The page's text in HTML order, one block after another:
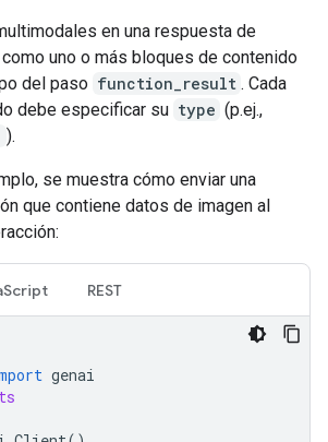
en una respuesta de
uno o más bloques de contenido
del paso function_result . Cada
debe especificar su type (p.ej.,
).
se muestra cómo enviar una
que contiene datos de imagen al
REST
genai